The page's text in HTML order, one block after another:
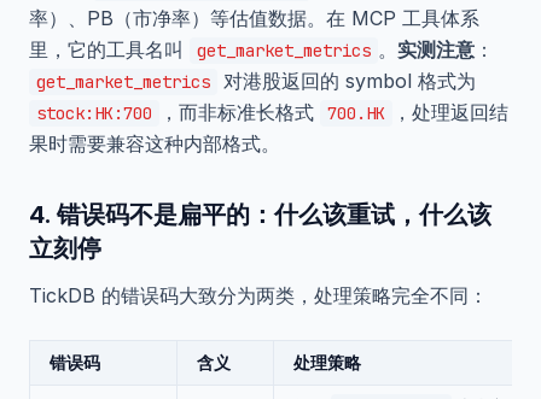
率）、PB（市净率）等估值数据。在 MCP 工具体系
里，它的工具名叫
get_market_metrics 。 实测注意 ：
get_market_metrics 对港股返回的 symbol 格式为
stock:HK:700 ，而非标准长格式 700.HK
，处理返回结
果时需要兼容这种内部格式。
4. 错误码不是扁平的：什么该重试，什么该
立刻停
TickDB 的错误码大致分为两类，处理策略完全不同：
错误码 含义 处理策略